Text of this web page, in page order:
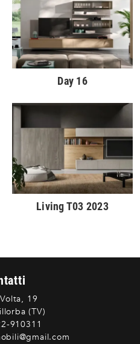
Day 16
Living T03 2023
19
(TV)
910311